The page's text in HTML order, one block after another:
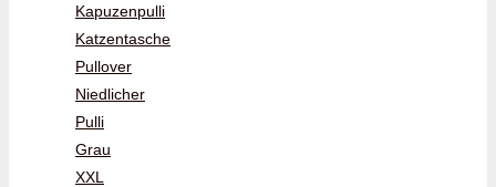
Kapuzenpulli
Katzentasche
Pullover
Niedlicher
Pulli
Grau
XXL